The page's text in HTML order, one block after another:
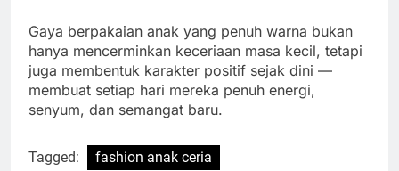
Gaya berpakaian anak yang penuh warna bukan
hanya mencerminkan keceriaan masa kecil, tetapi
juga membentuk karakter positif sejak dini —
membuat setiap hari mereka penuh energi,
senyum, dan semangat baru.
Tagged:
fashion anak ceria